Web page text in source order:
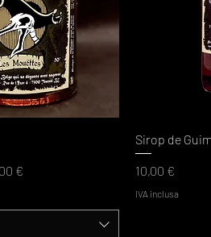
€
Sirop de
Prezzo
10,00 €
IVA inclusa